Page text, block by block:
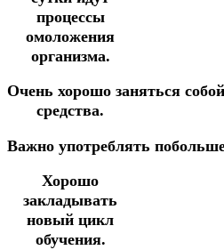
процессы
омоложения
организма.
Очень хорошо заняться
средства.
Важно употреблять
Хорошо
закладывать
новый цикл
обучения.